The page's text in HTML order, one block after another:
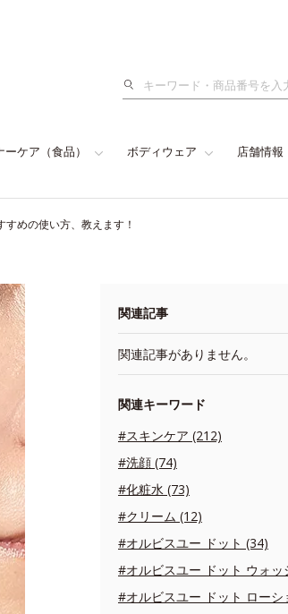
検
ーケア（食品） ボディウェア 店舗情報
すめの使い方、教えます！
関連記事
関連記事がありません。
関連キーワード
#スキンケア (212)
#洗顔 (74)
#化粧水 (73)
#クリーム (12)
#オルビスユー ドット (34)
#オルビスユー ドット ウォッ
#オルビスユー ドット ローシ